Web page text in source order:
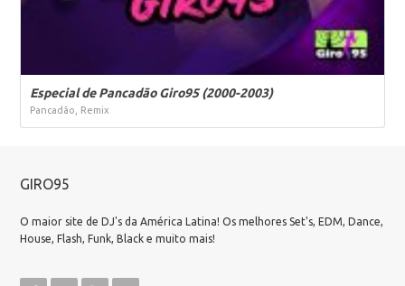
Especial de Pancadão Giro95 (2000-2003)
Pancadão, Remix
GIRO95
O maior site de DJ's da América Latina! Os melhores Set's, EDM, Dance,
House, Flash, Funk, Black e muito mais!